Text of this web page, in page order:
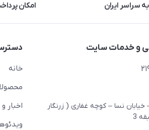
سراسر ایران امکان
و خدمات سایت
خیابان نسا – کوچه غفاری ( زرنگار
خانه
اخبار